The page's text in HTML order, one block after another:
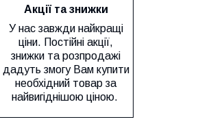
Акції та знижки
У нас завжди найкращі
ціни. Постійні акції,
знижки та розпродажі
дадуть змогу Вам купити
необхідний товар за
найвигіднішою ціною.